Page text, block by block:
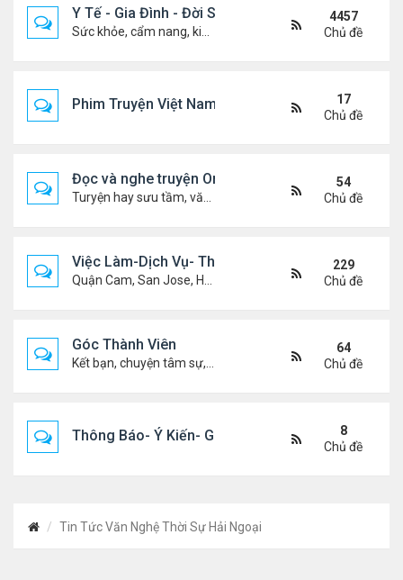
Y Tế - Gia Đình - Đời Sống
4457
Chủ đề
Phim Truyện Việt Nam Online
17
Chủ đề
Đọc và nghe truyện Online
54
Chủ đề
Việc Làm-Dịch Vụ- Thuê Nhà
229
Chủ đề
Góc Thành Viên
64
Chủ đề
Thông Báo- Ý Kiến- Góp Ý- Liên Lạc
8
Chủ đề
Tin Tức Văn Nghệ Thời Sự Hải Ngoại